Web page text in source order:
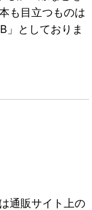
も目立つものは
」としておりま
通販サイト上の